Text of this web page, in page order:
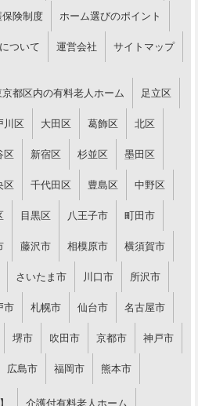
保険制度 ホーム選びのポイント
ついて 運営会社 サイトマップ
京都区内の有料老人ホーム 足立区
川区 大田区 葛飾区 北区
区 新宿区 杉並区 墨田区
区 千代田区 豊島区 中野区
目黒区 八王子市 町田市
藤沢市 相模原市 横須賀市
さいたま市 川口市 所沢市
市 札幌市 仙台市 名古屋市
堺市 吹田市 京都市 神戸市
広島市 福岡市 熊本市
介護付有料老人ホーム